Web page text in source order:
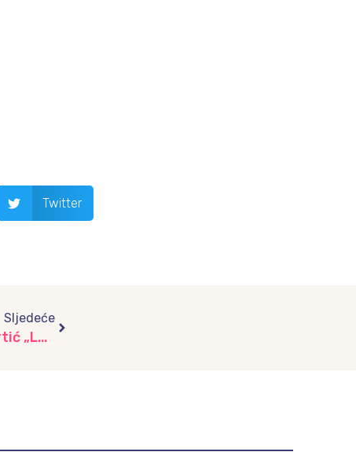
Twitter
Sljedeće
Radost dječijeg stvaralaštva u KSC Ilidža, vrtić „Lužani“